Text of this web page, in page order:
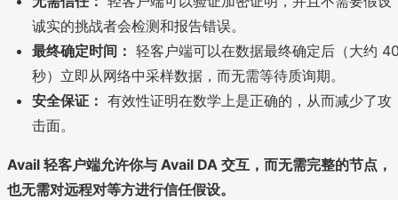
诚实的挑战者会检测和报告错误。
最终确定时间： 轻客户端可以在数据最终确定后（大约
秒）立即从网络中采样数据，而无需等待质询期。
安全保证： 有效性证明在数学上是正确的，从而减少了攻
击面。
Avail 轻客户端允许你与 Avail DA 交互，而无需完整的节点，
也无需对远程对等方进行信任假设。